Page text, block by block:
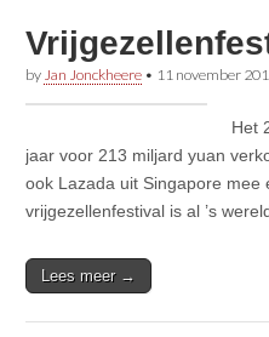
by Jan Jonckheere • 11 november
Het
jaar voor 213 miljard yuan
ook Lazada uit Singapore mee
vrijgezellenfestival is al ’s
Lees meer →